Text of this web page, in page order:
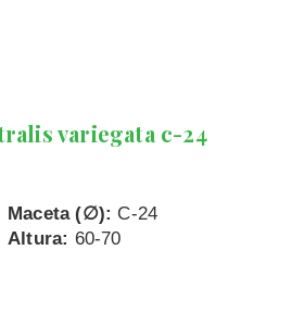
variegata c-24
Maceta (∅): C-24
Altura: 60-70